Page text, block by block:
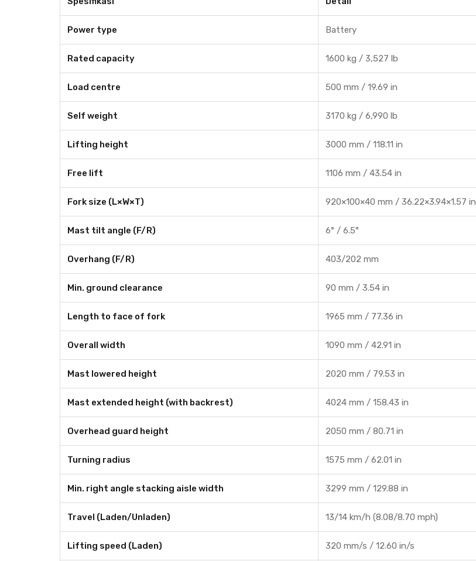
Power type Battery
Rated capacity 1600 kg / 3,527 lb
Load centre 500 mm / 19.69 in
Self weight 3170 kg / 6,990 lb
Lifting height 3000 mm / 118.11 in
Free lift 1106 mm / 43.54 in
Fork size (L×W×T) 920×100×40 mm / 36.22×3.94×1.57 in
Mast tilt angle (F/R) 6° / 6.5°
Overhang (F/R) 403/202 mm
Min. ground clearance 90 mm / 3.54 in
Length to face of fork 1965 mm / 77.36 in
Overall width 1090 mm / 42.91 in
Mast lowered height 2020 mm / 79.53 in
Mast extended height (with backrest) 4024 mm / 158.43 in
Overhead guard height 2050 mm / 80.71 in
Turning radius 1575 mm / 62.01 in
Min. right angle stacking aisle width 3299 mm / 129.88 in
Travel (Laden/Unladen) 13/14 km/h (8.08/8.70 mph)
Lifting speed (Laden) 320 mm/s / 12.60 in/s